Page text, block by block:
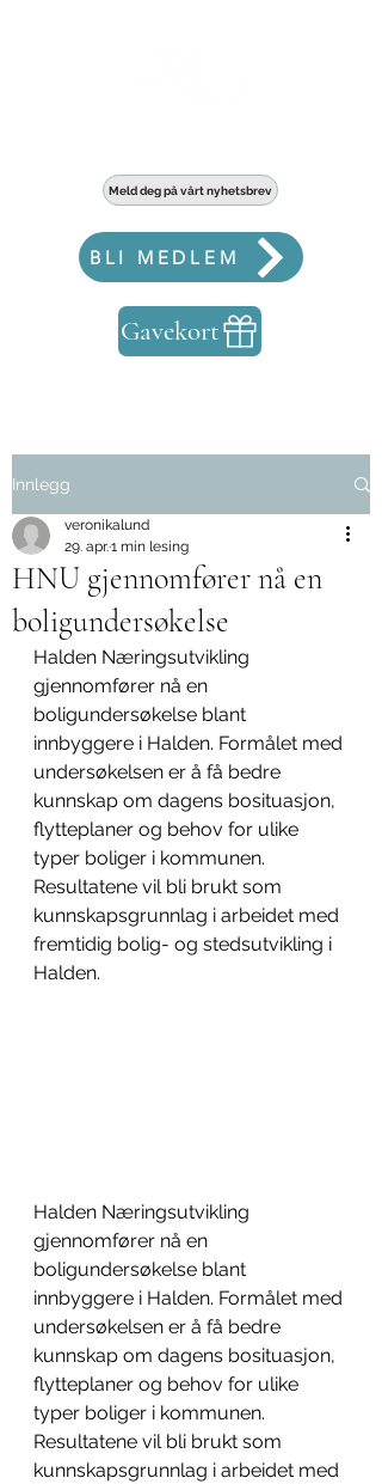
Meld deg på vårt nyhetsbrev
BLI MEDLEM
Gavekort
Innlegg
HNU gjennomfører nå en
boligundersøkelse
veronikalund
29. apr.1 min lesing
Halden Næringsutvikling
gjennomfører nå en
boligundersøkelse blant
innbyggere i Halden. Formålet med
undersøkelsen er å få bedre
kunnskap om dagens bosituasjon,
flytteplaner og behov for ulike
typer boliger i kommunen.
Resultatene vil bli brukt som
kunnskapsgrunnlag i arbeidet med
fremtidig bolig- og stedsutvikling i
Halden.
Halden Næringsutvikling
gjennomfører nå en
boligundersøkelse blant
innbyggere i Halden. Formålet med
undersøkelsen er å få bedre
kunnskap om dagens bosituasjon,
flytteplaner og behov for ulike
typer boliger i kommunen.
Resultatene vil bli brukt som
kunnskapsgrunnlag i arbeidet med